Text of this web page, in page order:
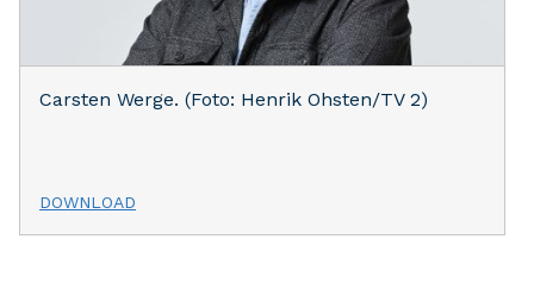
Carsten Werge. (Foto: Henrik Ohsten/TV 2)
DOWNLOAD